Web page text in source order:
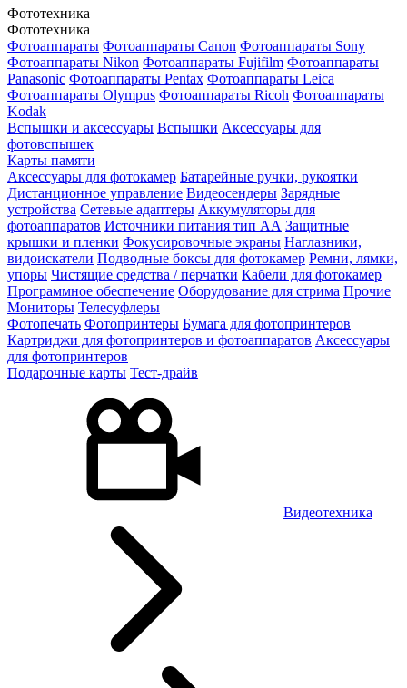
Фототехника
Фототехника
Фотоаппараты Фотоаппараты Canon Фотоаппараты Sony
Фотоаппараты Nikon Фотоаппараты Fujifilm Фотоаппараты
Panasonic Фотоаппараты Pentax Фотоаппараты Leica
Фотоаппараты Olympus Фотоаппараты Ricoh Фотоаппараты
Kodak
Вспышки и аксессуары Вспышки Аксессуары для
фотовспышек
Карты памяти
Аксессуары для фотокамер Батарейные ручки, рукоятки
Дистанционное управление Видеосендеры Зарядные
устройства Сетевые адаптеры Аккумуляторы для
фотоаппаратов Источники питания тип АА Защитные
крышки и пленки Фокусировочные экраны Наглазники,
видоискатели Подводные боксы для фотокамер Ремни, лямки,
упоры Чистящие средства / перчатки Кабели для фотокамер
Программное обеспечение Оборудование для стрима Прочие
Мониторы Телесуфлеры
Фотопечать Фотопринтеры Бумага для фотопринтеров
Картриджи для фотопринтеров и фотоаппаратов Аксессуары
для фотопринтеров
Подарочные карты Тест-драйв
Видеотехника